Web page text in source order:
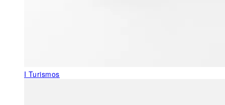
I Turismos